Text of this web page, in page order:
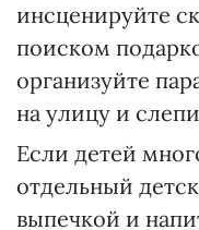
инсценируйте
поиском
организуйте
на улицу и
Если детей
отдельный
выпечкой и